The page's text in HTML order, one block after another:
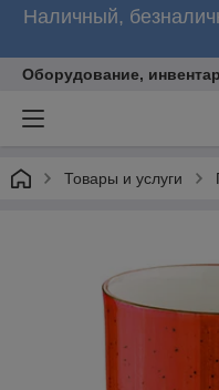
Наличный,
Оборудование,
Товары и услуги